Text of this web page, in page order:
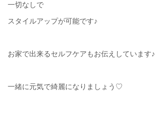
一切なしで
スタイルアップが可能です♪
お家で出来るセルフケアもお伝えしています♪
一緒に元気で綺麗になりましょう♡